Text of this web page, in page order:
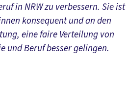
in NRW zu verbessern. Sie ist
konsequent und an den
eine faire Verteilung von
und Beruf besser gelingen.